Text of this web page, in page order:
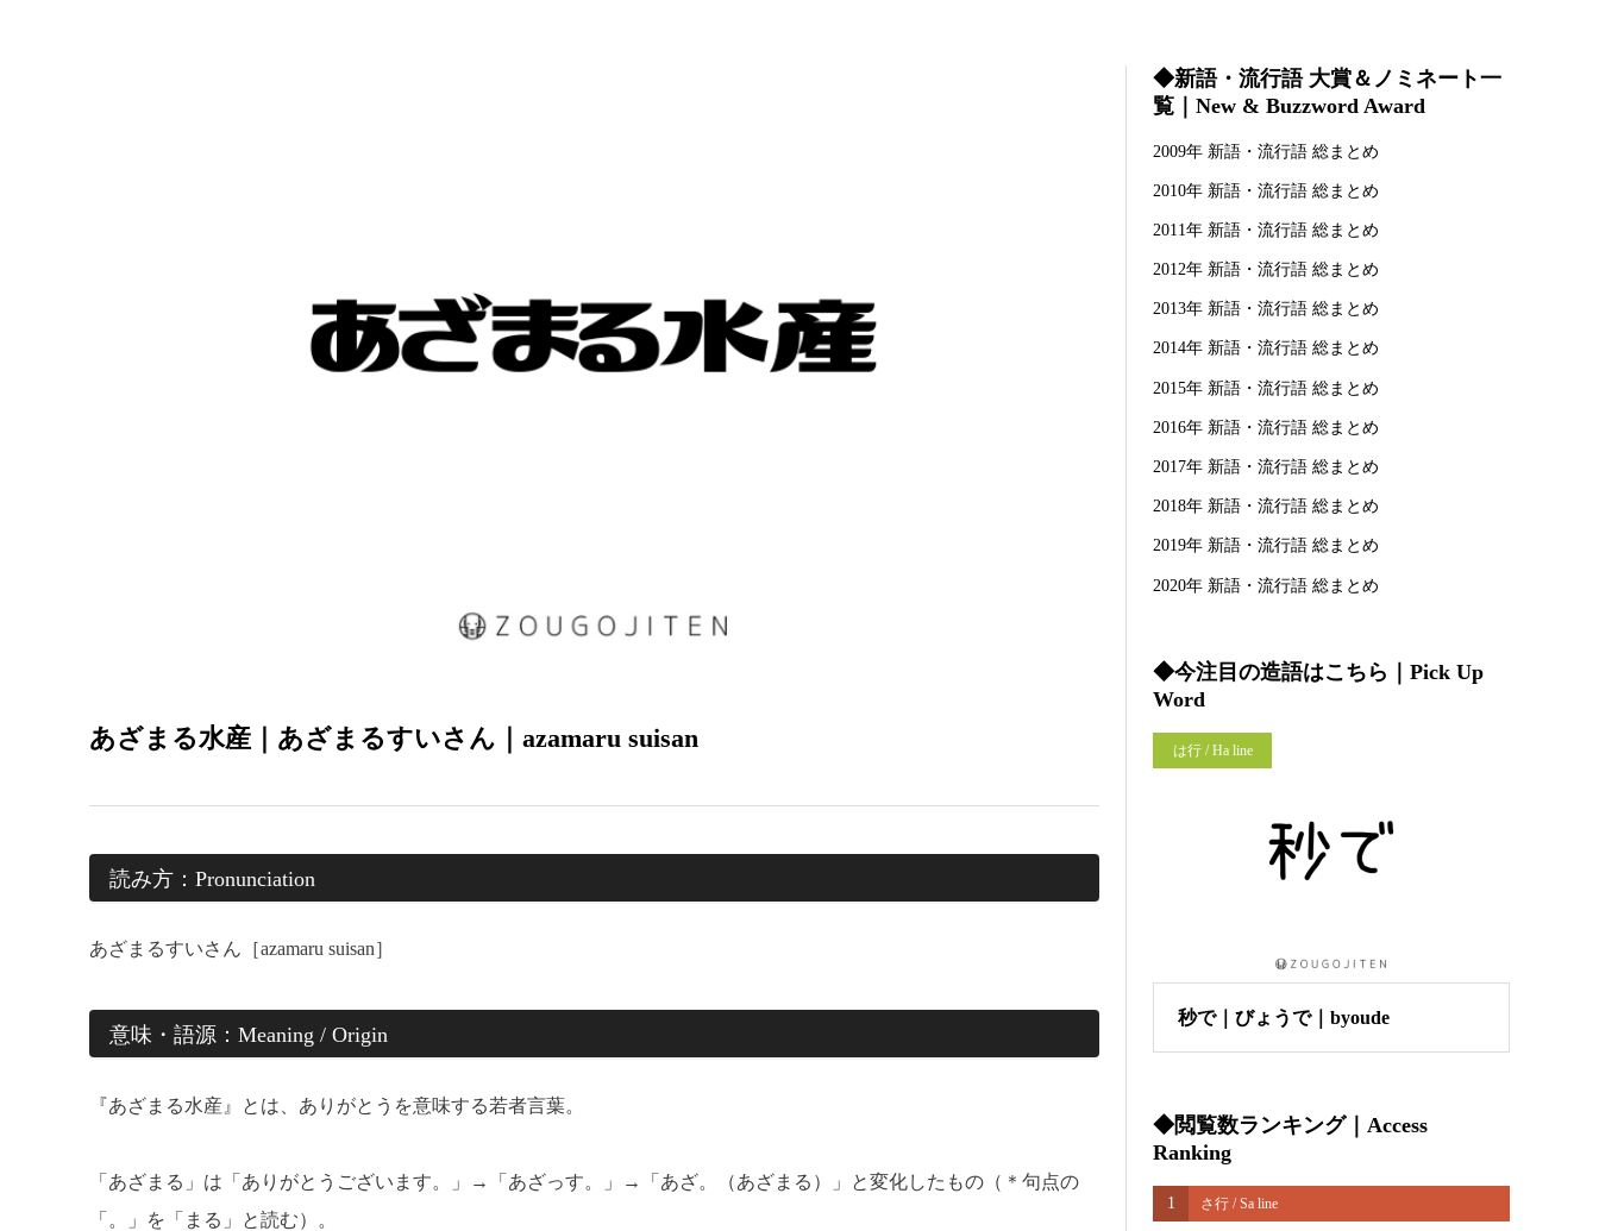
あざまる水産｜あざまるすいさん｜azamaru suisan
読み方：Pronunciation
あざまるすいさん［azamaru suisan］
意味・語源：Meaning / Origin
『あざまる水産』とは、ありがとうを意味する若者言葉。
「あざまる」は「ありがとうございます。」→「あざっす。」→「あざ。（あざまる）」と変化したもの（＊句点の
「。」を「まる」と読む）。
◆新語・流行語 大賞＆ノミネート一
覧｜New & Buzzword Award
2009年 新語・流行語 総まとめ
2010年 新語・流行語 総まとめ
2011年 新語・流行語 総まとめ
2012年 新語・流行語 総まとめ
2013年 新語・流行語 総まとめ
2014年 新語・流行語 総まとめ
2015年 新語・流行語 総まとめ
2016年 新語・流行語 総まとめ
2017年 新語・流行語 総まとめ
2018年 新語・流行語 総まとめ
2019年 新語・流行語 総まとめ
2020年 新語・流行語 総まとめ
◆今注目の造語はこちら｜Pick Up
Word
は行 / Ha line
秒で｜びょうで｜byoude
◆閲覧数ランキング｜Access
Ranking
1 さ行 / Sa line